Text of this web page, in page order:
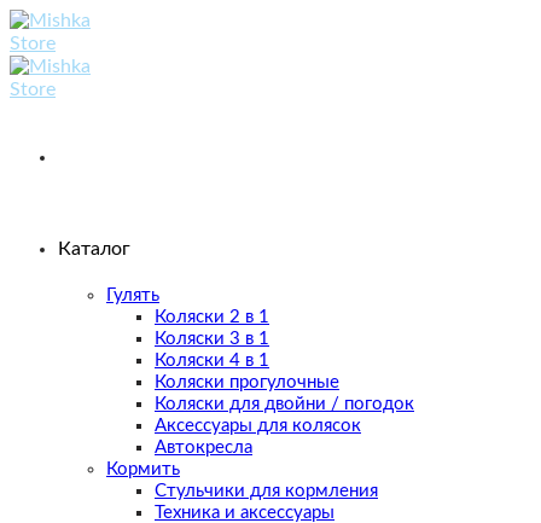
Skip
to
content
Каталог
Гулять
Коляски 2 в 1
Коляски 3 в 1
Коляски 4 в 1
Коляски прогулочные
Коляски для двойни / погодок
Аксессуары для колясок
Автокресла
Кормить
Стульчики для кормления
Техника и аксессуары